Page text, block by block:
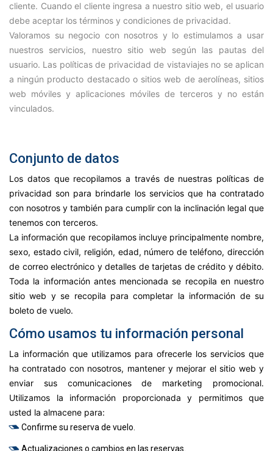
cliente. Cuando el cliente ingresa a nuestro sitio web, el usuario
debe aceptar los términos y condiciones de privacidad.
Valoramos su negocio con nosotros y lo estimulamos a usar
nuestros servicios, nuestro sitio web según las pautas del
usuario. Las políticas de privacidad de vistaviajes no se aplican
a ningún producto destacado o sitios web de aerolíneas, sitios
web móviles y aplicaciones móviles de terceros y no están
vinculados.
Conjunto de datos
Los datos que recopilamos a través de nuestras políticas de
privacidad son para brindarle los servicios que ha contratado
con nosotros y también para cumplir con la inclinación legal que
tenemos con terceros.
La información que recopilamos incluye principalmente nombre,
sexo, estado civil, religión, edad, número de teléfono, dirección
de correo electrónico y detalles de tarjetas de crédito y débito.
Toda la información antes mencionada se recopila en nuestro
sitio web y se recopila para completar la información de su
boleto de vuelo.
Cómo usamos tu información personal
La información que utilizamos para ofrecerle los servicios que
ha contratado con nosotros, mantener y mejorar el sitio web y
enviar sus comunicaciones de marketing promocional.
Utilizamos la información proporcionada y permitimos que
usted la almacene para:
Confirme su reserva de vuelo.
Actualizaciones o cambios en las reservas.